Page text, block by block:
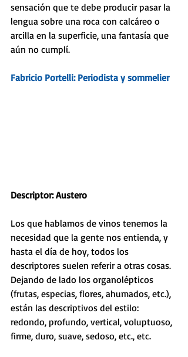
sensación que te debe producir pasar la
lengua sobre una roca con calcáreo o
arcilla en la superficie, una fantasía que
aún no cumplí.
Fabricio Portelli: Periodista y sommelier
Descriptor: Austero
Los que hablamos de vinos tenemos la
necesidad que la gente nos entienda, y
hasta el día de hoy, todos los
descriptores suelen referir a otras cosas.
Dejando de lado los organolépticos
(frutas, especias, flores, ahumados, etc.),
están las descriptivos del estilo:
redondo, profundo, vertical, voluptuoso,
firme, duro, suave, sedoso, etc., etc.